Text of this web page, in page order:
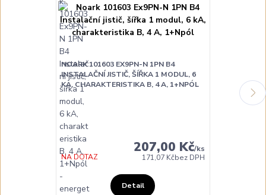
NOARK 101603 EX9PN-N 1PN B4
INSTALAČNÍ JISTIČ, ŠÍŘKA 1 MODUL, 6
KA, CHARAKTERISTIKA B, 4 A, 1+NPÓL
207,00 Kč/ks
171,07 Kčbez DPH
NA DOTAZ
Detail
NOARK
INSTALAČNÍ
KA,